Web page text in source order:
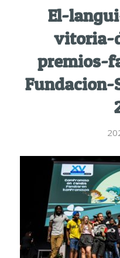
El-
vitoria-
premios-
Fundacion-